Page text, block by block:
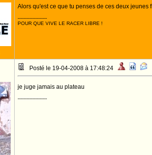
Alors qu'est ce que tu penses de ces deux jeunes
--------------------
POUR QUE VIVE LE RACER LIBRE !
Posté le 19-04-2008 à 17:48:24
je juge jamais au plateau
--------------------